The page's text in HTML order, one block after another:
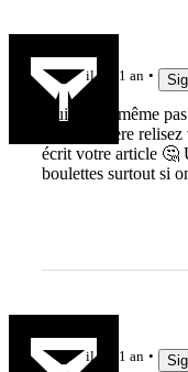
il y a 1 an
Oui je n'ai même
Rugbynistere
écrit votre article 🤔
boulettes surtout si
il y a 1 an